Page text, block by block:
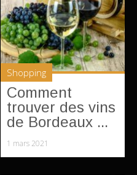
Shopping
Comment
trouver des vins
de Bordeaux ...
1 mars 2021